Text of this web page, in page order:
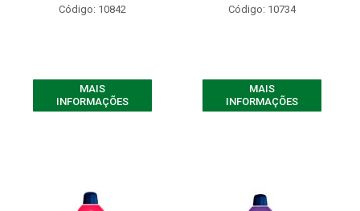
Código: 10842
MAIS
INFORMAÇÕES
Código: 10734
MAIS
INFORMAÇÕES